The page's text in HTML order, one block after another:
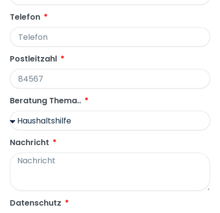
Telefon
Postleitzahl
Beratung Thema..
Nachricht
Datenschutz